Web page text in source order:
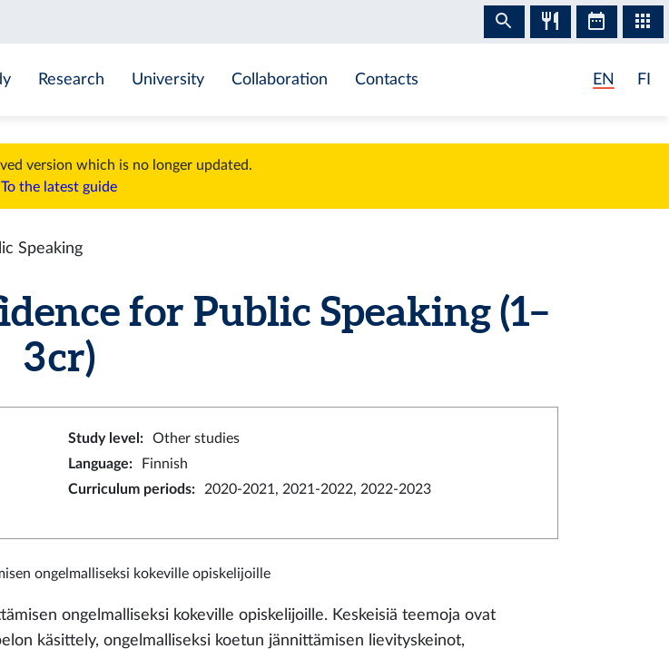
Research University Collaboration Contacts EN FI
version which is no longer updated.
To the latest guide
Speaking
for Public Speaking (1–
3 cr)
Study level :
Other studies
Language:
Finnish
Curriculum periods: 2020-2021, 2021-2022, 2022-2023
ongelmalliseksi kokeville opiskelijoille
ongelmalliseksi kokeville opiskelijoille. Keskeisiä teemoja ovat
käsittely, ongelmalliseksi koetun jännittämisen lievityskeinot,